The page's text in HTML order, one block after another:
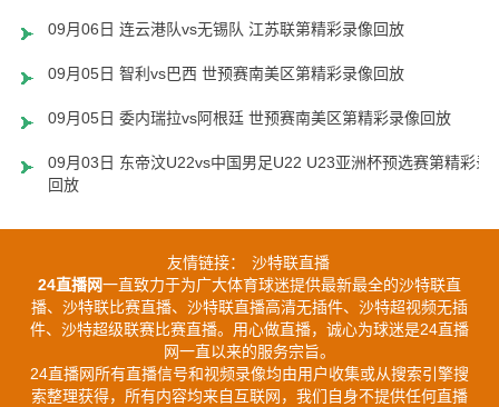
09月06日 连云港队vs无锡队 江苏联第精彩录像回放
09月05日 智利vs巴西 世预赛南美区第精彩录像回放
09月05日 委内瑞拉vs阿根廷 世预赛南美区第精彩录像回放
09月03日 东帝汶U22vs中国男足U22 U23亚洲杯预选赛第精彩录
回放
友情链接：
沙特联直播
24直播网一直致力于为广大体育球迷提供最新最全的沙特联直
播、沙特联比赛直播、沙特联直播高清无插件、沙特超视频无插
件、沙特超级联赛比赛直播。用心做直播，诚心为球迷是24直播
网一直以来的服务宗旨。
24直播网所有直播信号和视频录像均由用户收集或从搜索引擎搜
索整理获得，所有内容均来自互联网，我们自身不提供任何直播